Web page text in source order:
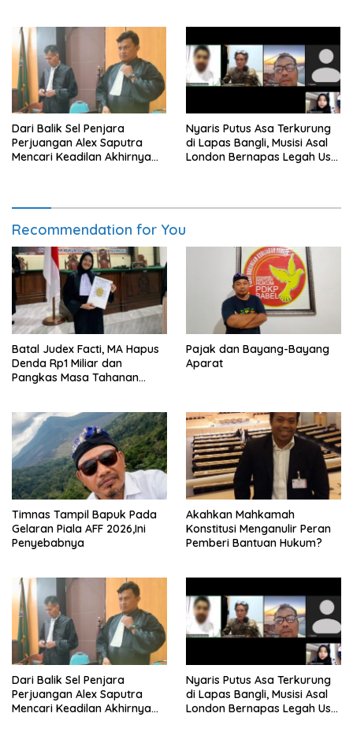
Dari Balik Sel Penjara
Perjuangan Alex Saputra
Mencari Keadilan Akhirnya
Nyaris Putus Asa Terkurung
di Lapas Bangli, Musisi Asal
London Bernapas Legah Usai
Recommendation for You
Batal Judex Facti, MA Hapus
Denda Rp1 Miliar dan
Pangkas Masa Tahanan
Pajak dan Bayang-Bayang
Aparat
Timnas Tampil Bapuk Pada
Gelaran Piala AFF 2026,Ini
Penyebabnya
Akahkan Mahkamah
Konstitusi Menganulir Peran
Pemberi Bantuan Hukum?
Dari Balik Sel Penjara
Perjuangan Alex Saputra
Mencari Keadilan Akhirnya
Nyaris Putus Asa Terkurung
di Lapas Bangli, Musisi Asal
London Bernapas Legah Usai